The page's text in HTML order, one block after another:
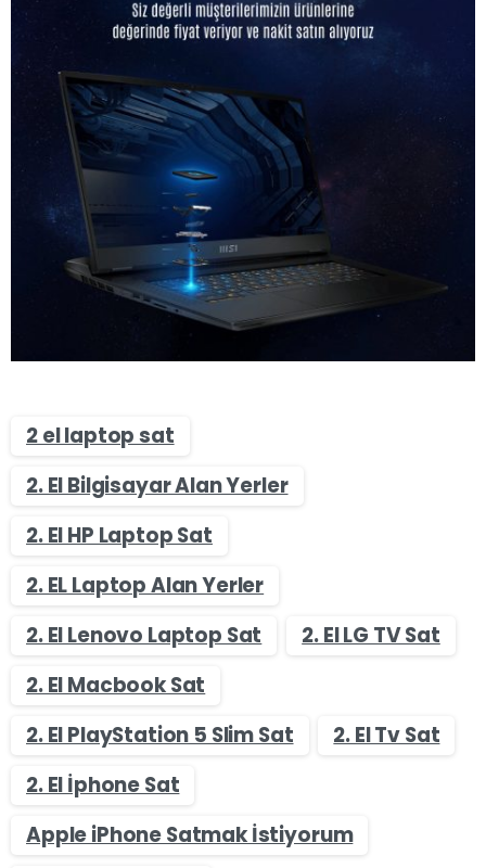
2 el laptop sat
2. El Bilgisayar Alan Yerler
2. El HP Laptop Sat
2. EL Laptop Alan Yerler
2. El Lenovo Laptop Sat
2. El LG TV Sat
2. El Macbook Sat
2. El PlayStation 5 Slim Sat
2. El Tv Sat
2. El İphone Sat
Apple iPhone Satmak İstiyorum